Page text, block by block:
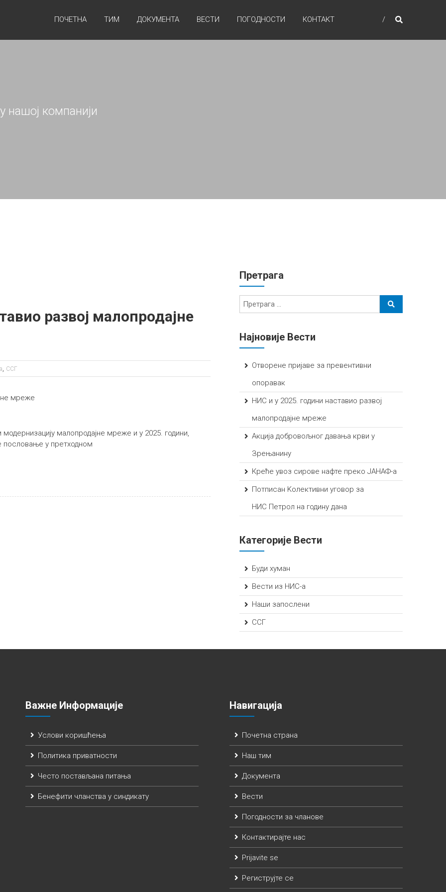
ПОЧЕТНА ТИМ ДОКУМЕНТА ВЕСТИ ПОГОДНОСТИ КОНТАКТ
компанији
развој малопродајне
, ССГ
малопродајне мреже и у 2025. години,
пословање у претходном
Претрага
Најновије Вести
Отворене пријаве за превентивни
опоравак
НИС и у 2025. години наставио развој
малопродајне мреже
Акција добровољног давања крви у
Зрењанину
Креће увоз сирове нафте преко ЈАНАФ-а
Потписан Kолективни уговор за
НИС Петрол на годину дана
Категорије Вести
Буди хуман
Вести из НИС-а
Наши запослени
ССГ
Важне Информације
Услови коришћења
Политика приватности
Често постављана питања
Бенефити чланства у синдикату
Навигација
Почетна страна
Наш тим
Документа
Вести
Погодности за чланове
Контактирајте нас
Prijavite se
Региструјте се